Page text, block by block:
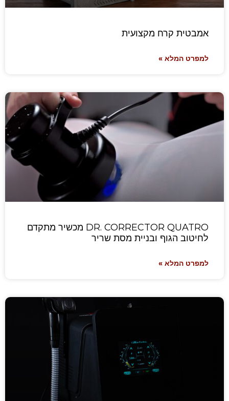
אמבטית קרח מקצועית
למפרט המלא »
DR. CORRECTOR QUATRO מכשיר מתקדם
לחיטוב הגוף ובניית מסת שריר
למפרט המלא »